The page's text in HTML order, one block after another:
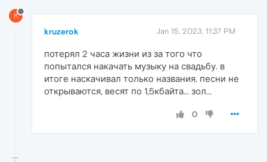
K
kruzerok Jan 15, 2023, 11:37 PM
потерял 2 часа жизни из за того что
попытался накачать музыку на свадьбу. в
итоге наскачивал только названия. песни не
открываются, весят по 1,5кбайта... зол...
0